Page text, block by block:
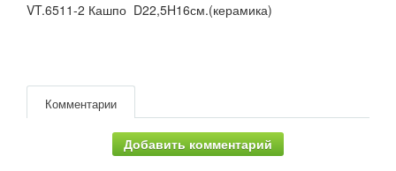
VT.6511-2 Кашпо D22,5H16см.(керамика)
Комментарии
Добавить комментарий